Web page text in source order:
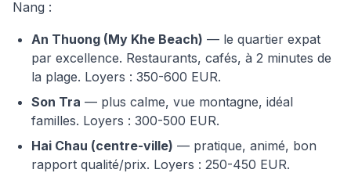
Nang :
An Thuong (My Khe Beach) — le quartier expat
par excellence. Restaurants, cafés, à 2 minutes de
la plage. Loyers : 350-600 EUR.
Son Tra — plus calme, vue montagne, idéal
familles. Loyers : 300-500 EUR.
Hai Chau (centre-ville) — pratique, animé, bon
rapport qualité/prix. Loyers : 250-450 EUR.